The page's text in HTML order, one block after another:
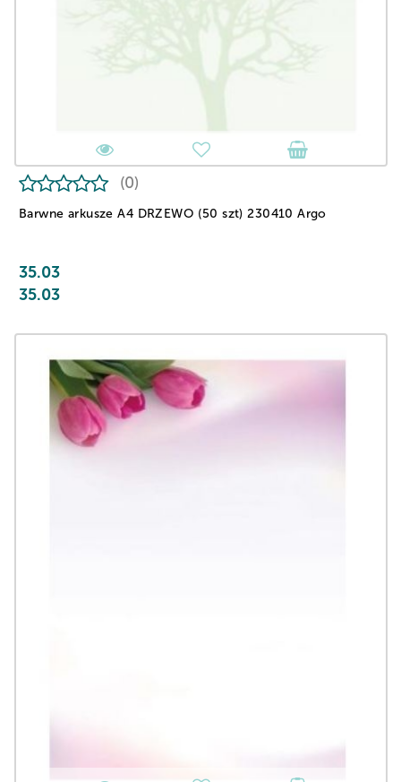
Barwne arkusze A4 DRZEWO (50 szt) 230410 Argo
(0)
35.03
35.03